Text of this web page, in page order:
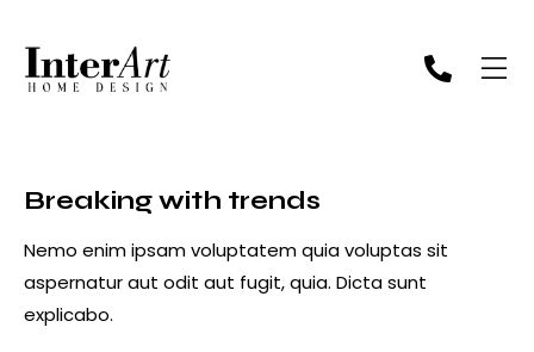
Breaking with trends
Nemo enim ipsam voluptatem quia voluptas sit
aspernatur aut odit aut fugit, quia. Dicta sunt
explicabo.